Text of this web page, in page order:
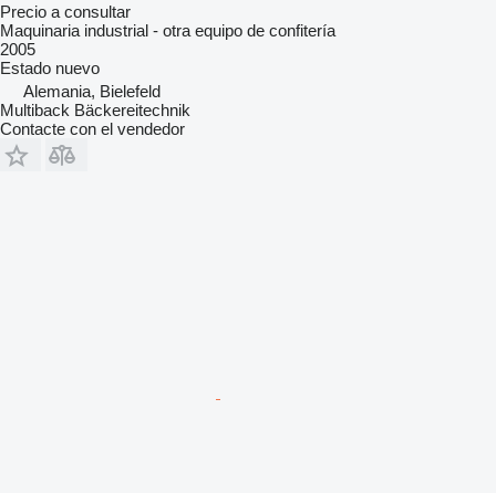
Precio a consultar
Maquinaria industrial - otra equipo de confitería
2005
Estado nuevo
Alemania, Bielefeld
Multiback Bäckereitechnik
Contacte con el vendedor